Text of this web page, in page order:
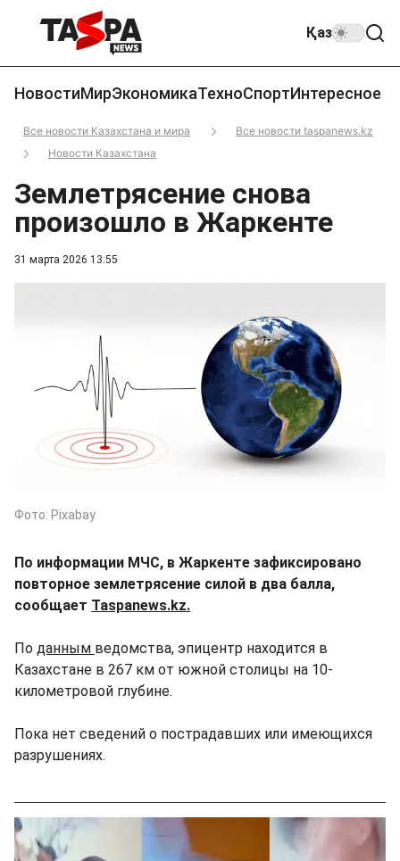
Қаз
НовостиМирЭкономикаТехноСпортИнтересное
Все новости Казахстана и мира
Все новости taspanews.kz
Новости Казахстана
31 марта 2026 13:55
Землетрясение снова
произошло в Жаркенте
Фото: Pixabay
По информации МЧС, в Жаркенте зафиксировано
повторное землетрясение силой в два балла,
сообщает Taspanews.kz.
По данным ведомства, эпицентр находится в
Казахстане в 267 км от южной столицы на 10-
километровой глубине.
Пока нет сведений о пострадавших или имеющихся
разрушениях.